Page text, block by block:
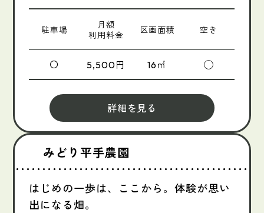
駐車場
月額
利用料金
区画面積 空き
〇 5,500円 16㎡ ◯
詳細を見る
みどり平手農園
はじめの一歩は、ここから。体験が思い
出になる畑。